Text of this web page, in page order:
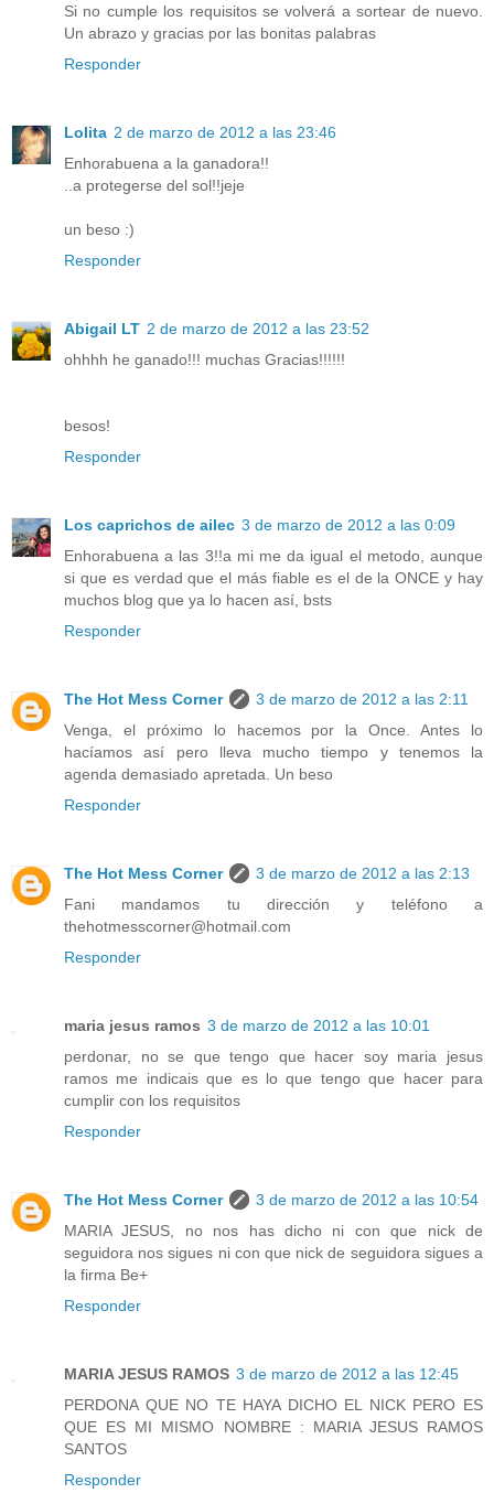
Si no cumple los requisitos se volverá a sortear de nuevo.
Un abrazo y gracias por las bonitas palabras
Responder
Lolita 2 de marzo de 2012 a las 23:46
Enhorabuena a la ganadora!!
..a protegerse del sol!!jeje
un beso :)
Responder
Abigail LT 2 de marzo de 2012 a las 23:52
ohhhh he ganado!!! muchas Gracias!!!!!!
besos!
Responder
Los caprichos de ailec 3 de marzo de 2012 a las 0:09
Enhorabuena a las 3!!a mi me da igual el metodo, aunque
si que es verdad que el más fiable es el de la ONCE y hay
muchos blog que ya lo hacen así, bsts
Responder
The Hot Mess Corner
3 de marzo de 2012 a las 2:11
Venga, el próximo lo hacemos por la Once. Antes lo
hacíamos así pero lleva mucho tiempo y tenemos la
agenda demasiado apretada. Un beso
Responder
The Hot Mess Corner
3 de marzo de 2012 a las 2:13
Fani mandamos tu dirección y teléfono a
thehotmesscorner@hotmail.com
Responder
maria jesus ramos 3 de marzo de 2012 a las 10:01
perdonar, no se que tengo que hacer soy maria jesus
ramos me indicais que es lo que tengo que hacer para
cumplir con los requisitos
Responder
The Hot Mess Corner
3 de marzo de 2012 a las 10:54
MARIA JESUS, no nos has dicho ni con que nick de
seguidora nos sigues ni con que nick de seguidora sigues a
la firma Be+
Responder
MARIA JESUS RAMOS 3 de marzo de 2012 a las 12:45
PERDONA QUE NO TE HAYA DICHO EL NICK PERO ES
QUE ES MI MISMO NOMBRE : MARIA JESUS RAMOS
SANTOS
Responder